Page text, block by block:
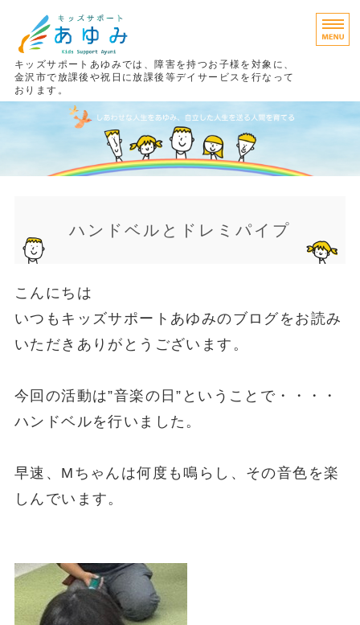
キッズサポートあゆみでは、障害を持つお子様を対象に、
金沢市で放課後や祝日に放課後等デイサービスを行なって
おります。
あゆみの考え方
ご利用料金
施設案内
ハンドベルとドレミパイプ
こんにちは
いつもキッズサポートあゆみのブログをお読み
いただきありがとうございます。
今回の活動は”音楽の日”ということで・・・・
ハンドベルを行いました。
早速、Mちゃんは何度も鳴らし、その音色を楽
しんでいます。